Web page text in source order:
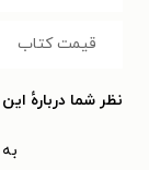
قیمت کتاب
نظر شما دربارهٔ